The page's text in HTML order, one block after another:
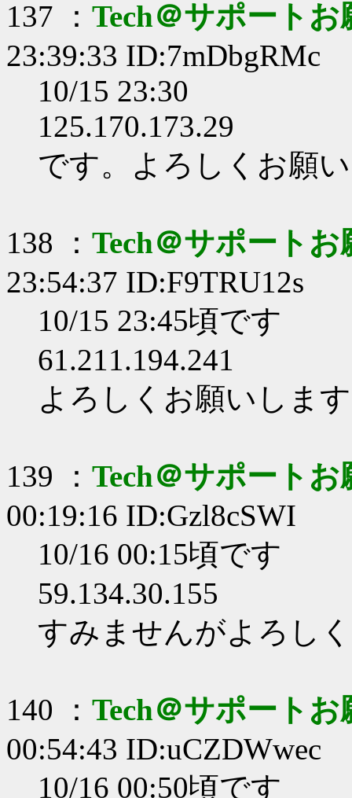
137 ： Tech＠サポート
23:39:33 ID:7mDbgRMc
10/15 23:30
125.170.173.29
です。よろしくお願
138 ： Tech＠サポート
23:54:37 ID:F9TRU12s
10/15 23:45頃です
61.211.194.241
よろしくお願いしま
139 ： Tech＠サポート
00:19:16 ID:Gzl8cSWI
10/16 00:15頃です
59.134.30.155
すみませんがよろし
140 ： Tech＠サポート
00:54:43 ID:uCZDWwec
10/16 00:50頃です